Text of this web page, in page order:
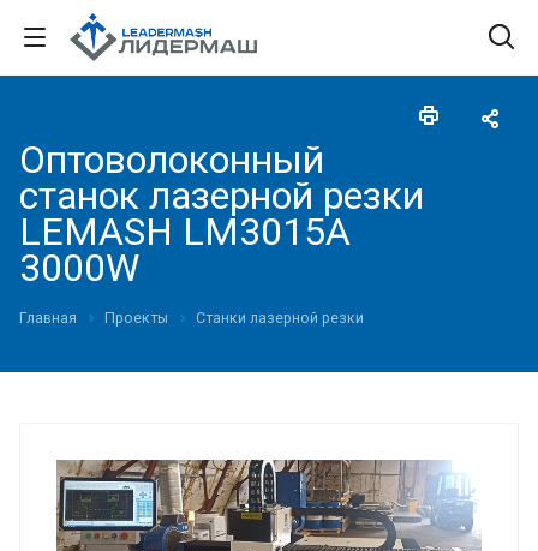
Оптоволоконный
станок лазерной резки
LEMASH LM3015A
3000W
Главная Проекты Станки лазерной резки